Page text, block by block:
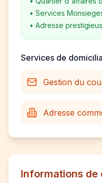
• Services
• Adresse
Services de
Gestion du
Adresse
Informations de